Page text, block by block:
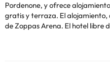
Pordenone, y ofrece
gratis y terraza. El alojamiento,
de Zoppas Arena. El hotel libre
Informa a Villa Marini